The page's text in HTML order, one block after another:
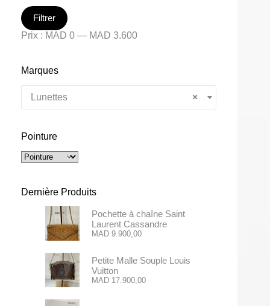
Filtrer
Prix : MAD 0 — MAD 3.600
Marques
×
Lunettes
Pointure
Dernière Produits
Pochette à chaîne Saint
Laurent Cassandre
MAD9.900,00
Petite Malle Souple Louis
Vuitton
MAD17.900,00